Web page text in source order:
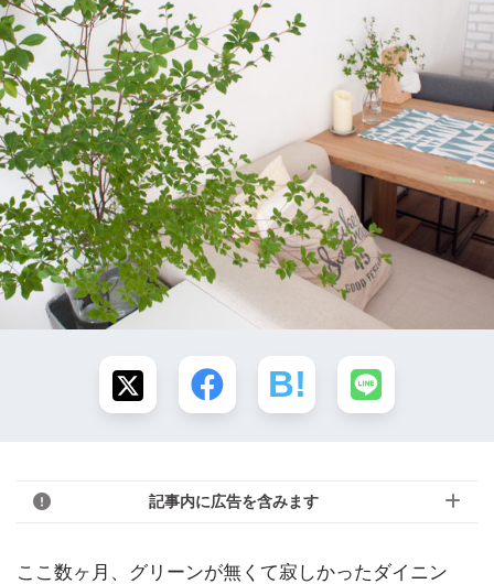
記事内に広告を含みます
ここ数ヶ月、グリーンが無くて寂しかったダイニン